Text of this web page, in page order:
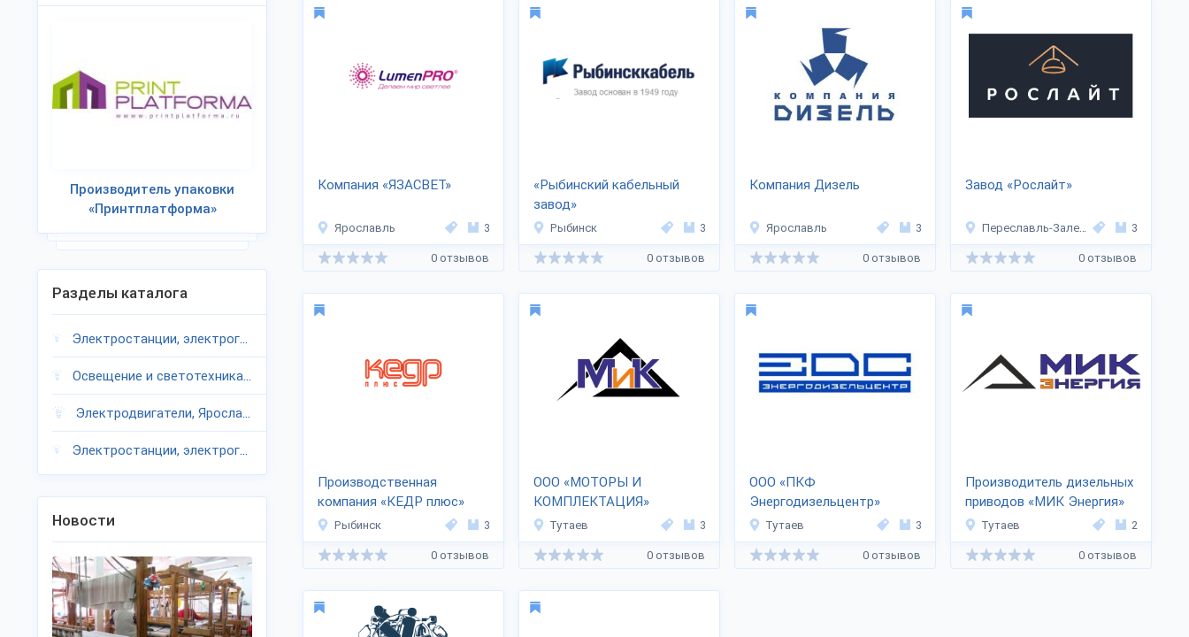
Компания «ЯЗАСВЕТ»
Ярославль 3
0 отзывов
«Рыбинский кабельный
завод»
Рыбинск 3
0 отзывов
Компания Дизель
Ярославль 3
0 отзывов
Завод «Рослайт»
Переславль-Залесский 3
0 отзывов
Производственная
компания «КЕДР плюс»
Рыбинск 3
0 отзывов
ООО «МОТОРЫ И
КОМПЛЕКТАЦИЯ»
Тутаев 3
0 отзывов
ООО «ПКФ
Энергодизельцентр»
Тутаев 3
0 отзывов
Производитель дизельных
приводов «МИК Энергия»
Тутаев 2
0 отзывов
Производитель упаковки
«Принтплатформа»
Разделы каталога
Электростанции, электрогенераторы, Ярославская область
Освещение и светотехника, Ярославская область
Электродвигатели, Ярославская область
Электростанции, электрогенераторы, Ярославская область
Новости